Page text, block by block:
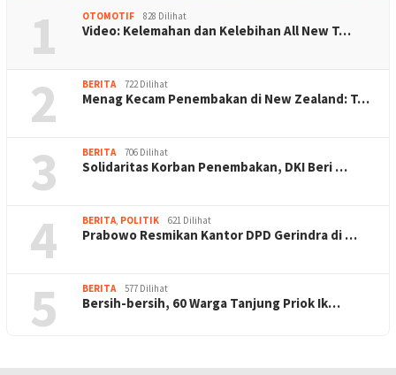
1 OTOMOTIF 828 Dilihat
Video: Kelemahan dan Kelebihan All New T…
2 BERITA 722 Dilihat
Menag Kecam Penembakan di New Zealand: T…
3 BERITA 706 Dilihat
Solidaritas Korban Penembakan, DKI Beri …
4 BERITA POLITIK 621 Dilihat
Prabowo Resmikan Kantor DPD Gerindra di …
5 BERITA 577 Dilihat
Bersih-bersih, 60 Warga Tanjung Priok Ik…